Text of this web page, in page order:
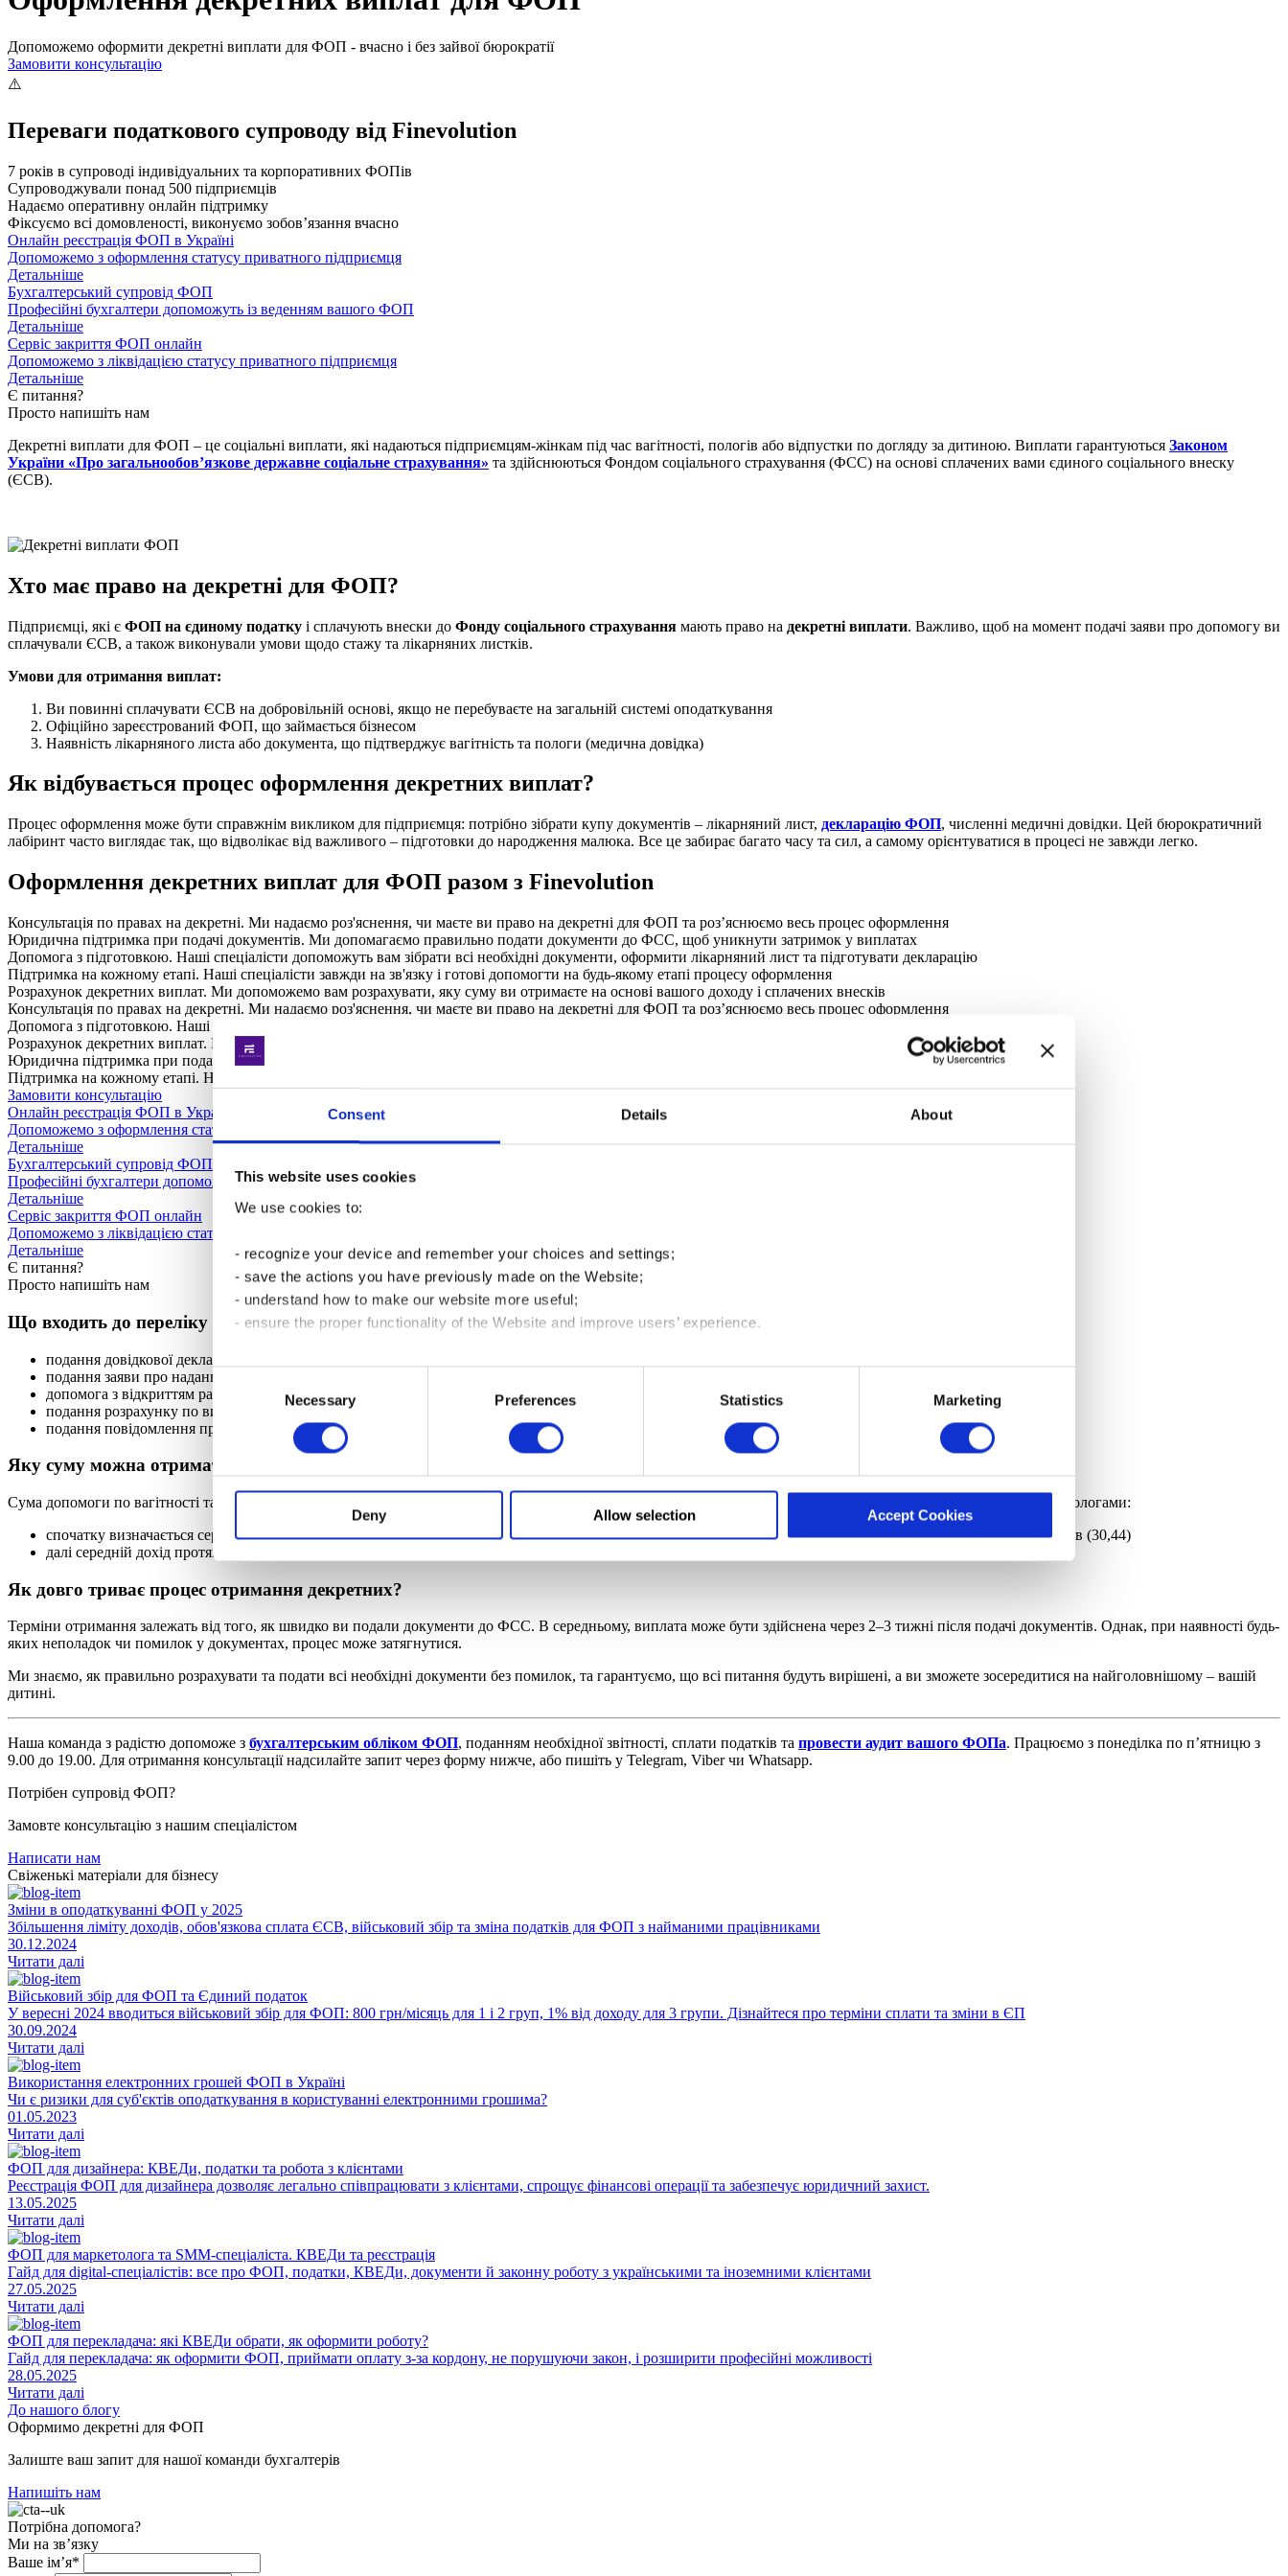
Consent Details About
This website uses cookies
We use cookies to:
- recognize your device and remember your choices and settings;
- save the actions you have previously made on the Website;
- understand how to make our website more useful;
- ensure the proper functionality of the Website and improve users’ experience.
For these reasons, we may share your usage data with third parties defined in our Cookies Policy. By clicking “Accept
Cookies,” you consent to store on your device all the technologies described in our Cookies Policy and Privacy Policy.
Please click on “Cookies settings” to find out more
Consent
Selection
Necessary Preferences Statistics Marketing
Deny Allow selection Accept Cookies
Допоможемо оформити декретні виплати для ФОП - вчасно і без зайвої бюрократії
Замовити консультацію
Переваги податкового супроводу від Finevolution
7 років в супроводі індивідуальних та корпоративних ФОПів
Супроводжували понад 500 підприємців
Надаємо оперативну онлайн підтримку
Фіксуємо всі домовленості, виконуємо зобов’язання вчасно
Онлайн реєстрація ФОП в Україні
Допоможемо з оформлення статусу приватного підприємця
Детальніше
Бухгалтерський супровід ФОП
Професійні бухгалтери допоможуть із веденням вашого ФОП
Детальніше
Сервіс закриття ФОП онлайн
Допоможемо з ліквідацією статусу приватного підприємця
Детальніше
Є питання?
Просто напишіть нам
Декретні виплати для ФОП – це соціальні виплати, які надаються підприємцям-жінкам під час вагітності, пологів або відпустки по догляду за дитиною. Виплати гарантуються Законом
України «Про загальнообов’язкове державне соціальне страхування» та здійснюються Фондом соціального страхування (ФСС) на основі сплачених вами єдиного соціального внеску
(ЄСВ).
Хто має право на декретні для ФОП?
Підприємці, які є ФОП на єдиному податку і сплачують внески до Фонду соціального страхування мають право на декретні виплати. Важливо, щоб на момент подачі заяви про допомогу ви
сплачували ЄСВ, а також виконували умови щодо стажу та лікарняних листків.
Умови для отримання виплат:
Ви повинні сплачувати ЄСВ на добровільній основі, якщо не перебуваєте на загальній системі оподаткування
Офіційно зареєстрований ФОП, що займається бізнесом
Наявність лікарняного листа або документа, що підтверджує вагітність та пологи (медична довідка)
Як відбувається процес оформлення декретних виплат?
Процес оформлення може бути справжнім викликом для підприємця: потрібно зібрати купу документів – лікарняний лист, декларацію ФОП, численні медичні довідки. Цей бюрократичний
лабіринт часто виглядає так, що відволікає від важливого – підготовки до народження малюка. Все це забирає багато часу та сил, а самому орієнтуватися в процесі не завжди легко.
Оформлення декретних виплат для ФОП разом з Finevolution
Консультація по правах на декретні. Ми надаємо роз'яснення, чи маєте ви право на декретні для ФОП та роз’яснюємо весь процес оформлення
Юридична підтримка при подачі документів. Ми допомагаємо правильно подати документи до ФСС, щоб уникнути затримок у виплатах
Допомога з підготовкою. Наші спеціалісти допоможуть вам зібрати всі необхідні документи, оформити лікарняний лист та підготувати декларацію
Підтримка на кожному етапі. Наші спеціалісти завжди на зв'язку і готові допомогти на будь-якому етапі процесу оформлення
Розрахунок декретних виплат. Ми допоможемо вам розрахувати, яку суму ви отримаєте на основі вашого доходу і сплачених внесків
Консультація по правах на декретні. Ми надаємо роз'яснення, чи маєте ви право на декретні для ФОП та роз’яснюємо весь процес оформлення
Допомога з підготовкою. Наші спеціалісти допоможуть вам зібрати всі необхідні документи, оформити лікарняний лист та підготувати декларацію
Розрахунок декретних виплат. Ми допоможемо вам розрахувати, яку суму ви отримаєте на основі вашого доходу і сплачених внесків
Юридична підтримка при подачі документів. Ми допомагаємо правильно подати документи до ФСС, щоб уникнути затримок у виплатах
Підтримка на кожному етапі. Наші спеціалісти завжди на зв'язку і готові допомогти на будь-якому етапі процесу оформлення
Замовити консультацію
Онлайн реєстрація ФОП в Україні
Допоможемо з оформлення статусу приватного підприємця
Детальніше
Бухгалтерський супровід ФОП
Професійні бухгалтери допоможуть із веденням вашого ФОП
Детальніше
Сервіс закриття ФОП онлайн
Допоможемо з ліквідацією статусу приватного підприємця
Детальніше
Є питання?
Просто напишіть нам
Що входить до переліку документів для декретних виплат ФОП
подання довідкової декларації в податкову
подання заяви про надання довідки про відсутність заборгованості по податкам
допомога з відкриттям рахунку для соціальних виплат
подання розрахунку по виплаті декретних до ПФУ
подання повідомлення про виплату коштів застрахованим особам до пенсійного фонду
Яку суму можна отримати на декретні?
Сума допомоги по вагітності та пологах розраховується як добуток середньоденного заробітку на кількість календарних днів відпустки у зв’язку з вагітністю та пологами:
спочатку визначається середній дохід за день: сума з якої сплачувалось ЄСВ за 12 місяців ділиться на середню кількість днів на місяць за попередні 12 місяців (30,44)
далі середній дохід протягом дня множиться на кількість днів, зазначених у лікарняному (126)
Як довго триває процес отримання декретних?
Терміни отримання залежать від того, як швидко ви подали документи до ФСС. В середньому, виплата може бути здійснена через 2–3 тижні після подачі документів. Однак, при наявності будь-
яких неполадок чи помилок у документах, процес може затягнутися.
Ми знаємо, як правильно розрахувати та подати всі необхідні документи без помилок, та гарантуємо, що всі питання будуть вирішені, а ви зможете зосередитися на найголовнішому – вашій
дитині.
Наша команда з радістю допоможе з бухгалтерським обліком ФОП, поданням необхідної звітності, сплати податків та провести аудит вашого ФОПа. Працюємо з понеділка по п’ятницю з
9.00 до 19.00. Для отримання консультації надсилайте запит через форму нижче, або пишіть у Telegram, Viber чи Whatsapp.
Потрібен супровід ФОП?
Замовте консультацію з нашим спеціалістом
Написати нам
Свіженькі матеріали для бізнесу
Зміни в оподаткуванні ФОП у 2025
Збільшення ліміту доходів, обов'язкова сплата ЄСВ, військовий збір та зміна податків для ФОП з найманими працівниками
30.12.2024
Читати далі
Військовий збір для ФОП та Єдиний податок
У вересні 2024 вводиться військовий збір для ФОП: 800 грн/місяць для 1 і 2 груп, 1% від доходу для 3 групи. Дізнайтеся про терміни сплати та зміни в ЄП
30.09.2024
Читати далі
Використання електронних грошей ФОП в Україні
Чи є ризики для суб'єктів оподаткування в користуванні електронними грошима?
01.05.2023
Читати далі
ФОП для дизайнера: КВЕДи, податки та робота з клієнтами
Реєстрація ФОП для дизайнера дозволяє легально співпрацювати з клієнтами, спрощує фінансові операції та забезпечує юридичний захист.
13.05.2025
Читати далі
ФОП для маркетолога та SMM-спеціаліста. КВЕДи та реєстрація
Гайд для digital-спеціалістів: все про ФОП, податки, КВЕДи, документи й законну роботу з українськими та іноземними клієнтами
27.05.2025
Читати далі
ФОП для перекладача: які КВЕДи обрати, як оформити роботу?
Гайд для перекладача: як оформити ФОП, приймати оплату з-за кордону, не порушуючи закон, і розширити професійні можливості
28.05.2025
Читати далі
До нашого блогу
Оформимо декретні для ФОП
Залиште ваш запит для нашої команди бухгалтерів
Напишіть нам
Потрібна допомога?
Ми на зв’язку
Ваше ім’я*